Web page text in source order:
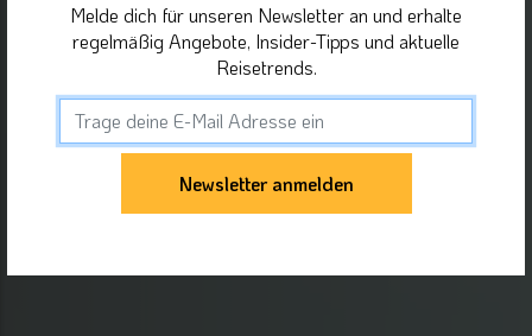
Melde dich für unseren Newsletter an und erhalte
regelmäßig Angebote, Insider-Tipps und aktuelle
Reisetrends.